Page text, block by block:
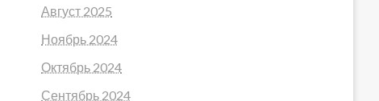
Август 2025
Ноябрь 2024
Октябрь 2024
Сентябрь 2024